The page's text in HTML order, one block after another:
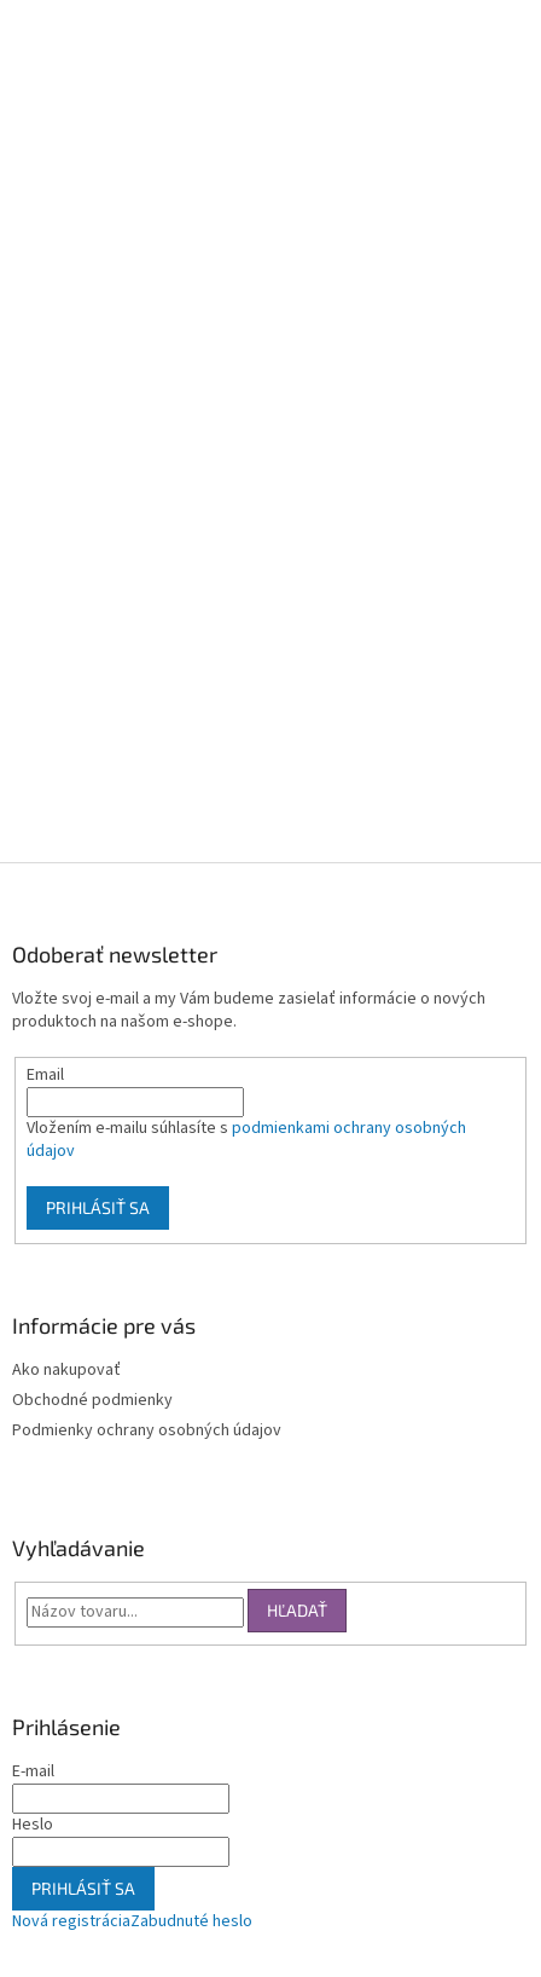
Odoberať newsletter
Vložte svoj e-mail a my Vám budeme zasielať informácie o nových
produktoch na našom e-shope.
Email
Vložením e-mailu súhlasíte s podmienkami ochrany osobných
údajov
PRIHLÁSIŤ SA
Informácie pre vás
Ako nakupovať
Obchodné podmienky
Podmienky ochrany osobných údajov
Vyhľadávanie
HĽADAŤ
Prihlásenie
E-mail
Heslo
PRIHLÁSIŤ SA
Nová registráciaZabudnuté heslo